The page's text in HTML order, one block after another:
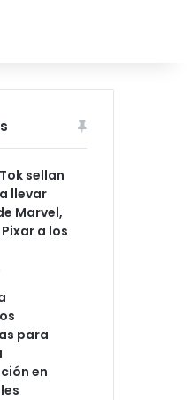
sellan
llevar
Marvel,
a los
para
en